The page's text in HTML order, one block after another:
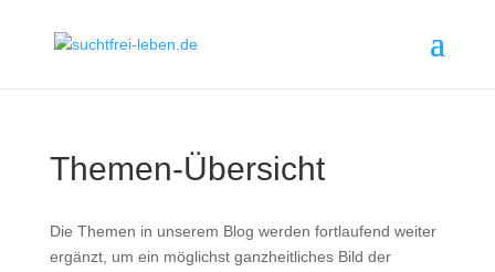
Themen-Übersicht
Die Themen in unserem Blog werden fortlaufend weiter
ergänzt, um ein möglichst ganzheitliches Bild der